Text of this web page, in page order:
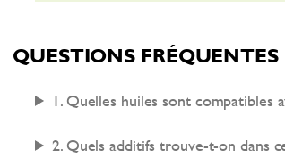
QUESTIONS FRÉQUENTES
1. Quelles huiles sont compatibles
2. Quels additifs trouve-t-on dans